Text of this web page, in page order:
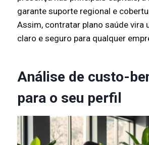
garante suporte regional e
Assim, contratar plano saúde vira
claro e seguro para qualquer
Análise de custo-
para o seu perfil